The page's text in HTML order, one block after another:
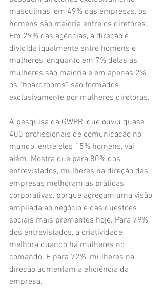
masculinas, em 49% das empresas, os
homens são maioria entre os diretores.
Em 29% das agências, a direção é
dividida igualmente entre homens e
mulheres, enquanto em 7% delas as
mulheres são maioria e em apenas 2%
os “boardrooms” são formados
exclusivamente por mulheres diretoras.
A pesquisa da GWPR, que ouviu quase
400 profissionais de comunicação no
mundo, entre eles 15% homens, vai
além. Mostra que para 80% dos
entrevistados, mulheres na direção das
empresas melhoram as práticas
corporativas, porque agregam uma visão
ampliada ao negócio e das questões
sociais mais prementes hoje. Para 79%
dos entrevistados, a criatividade
melhora quando há mulheres no
comando. E para 72%, mulheres na
direção aumentam a eficiência da
empresa.